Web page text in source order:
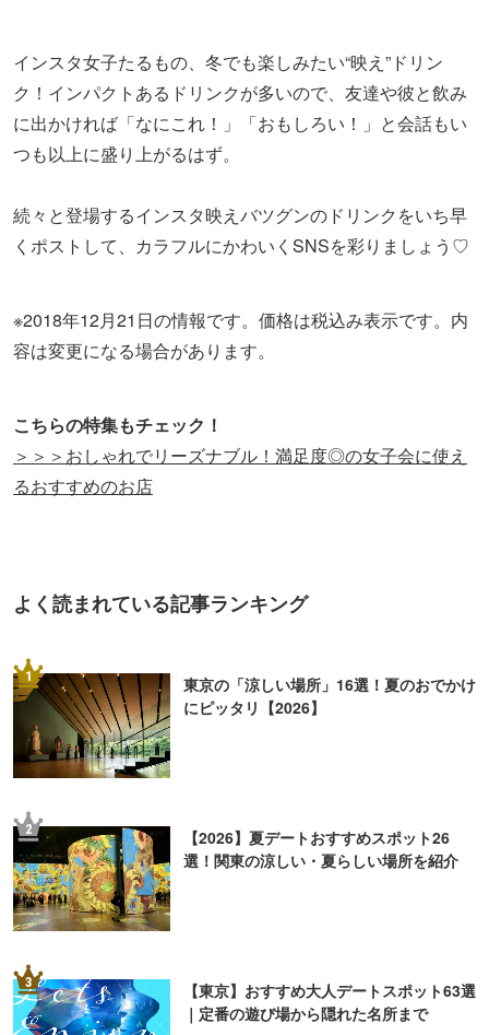
インスタ女子たるもの、冬でも楽しみたい“映え”ドリン
ク！インパクトあるドリンクが多いので、友達や彼と飲み
に出かければ「なにこれ！」「おもしろい！」と会話もい
つも以上に盛り上がるはず。
続々と登場するインスタ映えバツグンのドリンクをいち早
くポストして、カラフルにかわいくSNSを彩りましょう♡
※2018年12月21日の情報です。価格は税込み表示です。内
容は変更になる場合があります。
こちらの特集もチェック！
＞＞＞おしゃれでリーズナブル！満足度◎の女子会に使え
るおすすめのお店
よく読まれている記事ランキング
1
東京の「涼しい場所」16選！夏のおでかけ
にピッタリ【2026】
2
【2026】夏デートおすすめスポット26
選！関東の涼しい・夏らしい場所を紹介
3
【東京】おすすめ大人デートスポット63選
｜定番の遊び場から隠れた名所まで